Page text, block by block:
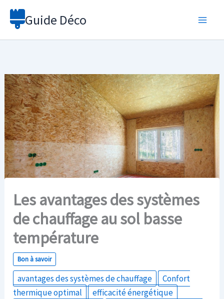
Aller
Guide Déco
Les avantages des systèmes
de chauffage au sol basse
température
Bon à savoir
avantages des systèmes de chauffage
Confort
thermique optimal
efficacité énergétique